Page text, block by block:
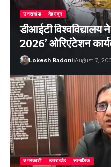
उत्तराखंड देहरादून
डीआईटी विश्वविद्यालय ने
2026’ ओरिएंटेशन
Lokesh Badoni August 7,
उत्तरकाशी उत्तराखंड सामाजिक